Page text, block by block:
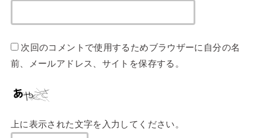
次回のコメントで使用するためブラウザーに自分の名
前、メールアドレス、サイトを保存する。
上に表示された文字を入力してください。